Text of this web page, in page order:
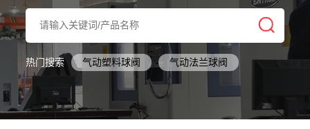
热门搜索 气动塑料球阀 气动法兰球阀